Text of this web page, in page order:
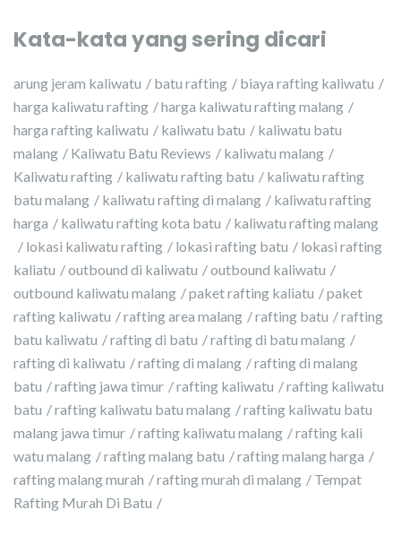
Kata-kata yang sering dicari
arung jeram kaliwatu batu rafting
biaya rafting kaliwatu
harga kaliwatu rafting
harga kaliwatu rafting malang
harga rafting kaliwatu
kaliwatu batu
kaliwatu batu
malang
Kaliwatu Batu Reviews
kaliwatu malang
Kaliwatu rafting
kaliwatu rafting batu
kaliwatu rafting
batu malang
kaliwatu rafting di malang
kaliwatu rafting
harga
kaliwatu rafting kota batu
kaliwatu rafting malang
lokasi kaliwatu rafting
lokasi rafting batu
lokasi rafting
kaliatu
outbound di kaliwatu
outbound kaliwatu
outbound kaliwatu malang
paket rafting kaliatu
paket
rafting kaliwatu
rafting area malang rafting batu
rafting
batu kaliwatu
rafting di batu
rafting di batu malang
rafting di kaliwatu
rafting di malang
rafting di malang
batu
rafting jawa timur rafting kaliwatu
rafting kaliwatu
batu
rafting kaliwatu batu malang
rafting kaliwatu batu
malang jawa timur
rafting kaliwatu malang
rafting kali
watu malang
rafting malang batu
rafting malang harga
rafting malang murah
rafting murah di malang
Tempat
Rafting Murah Di Batu